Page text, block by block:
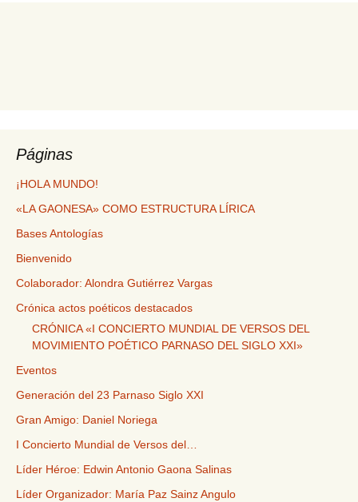
Páginas
¡HOLA MUNDO!
«LA GAONESA» COMO ESTRUCTURA LÍRICA
Bases Antologías
Bienvenido
Colaborador: Alondra Gutiérrez Vargas
Crónica actos poéticos destacados
CRÓNICA «I CONCIERTO MUNDIAL DE VERSOS DEL
MOVIMIENTO POÉTICO PARNASO DEL SIGLO XXI»
Eventos
Generación del 23 Parnaso Siglo XXI
Gran Amigo: Daniel Noriega
I Concierto Mundial de Versos del…
Líder Héroe: Edwin Antonio Gaona Salinas
Líder Organizador: María Paz Sainz Angulo